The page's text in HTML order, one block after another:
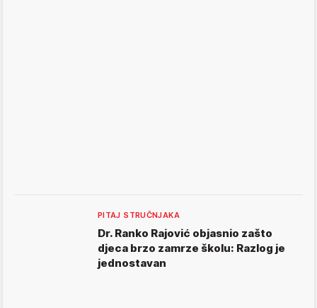
PITAJ STRUČNJAKA
Dr. Ranko Rajović objasnio zašto
djeca brzo zamrze školu: Razlog je
jednostavan